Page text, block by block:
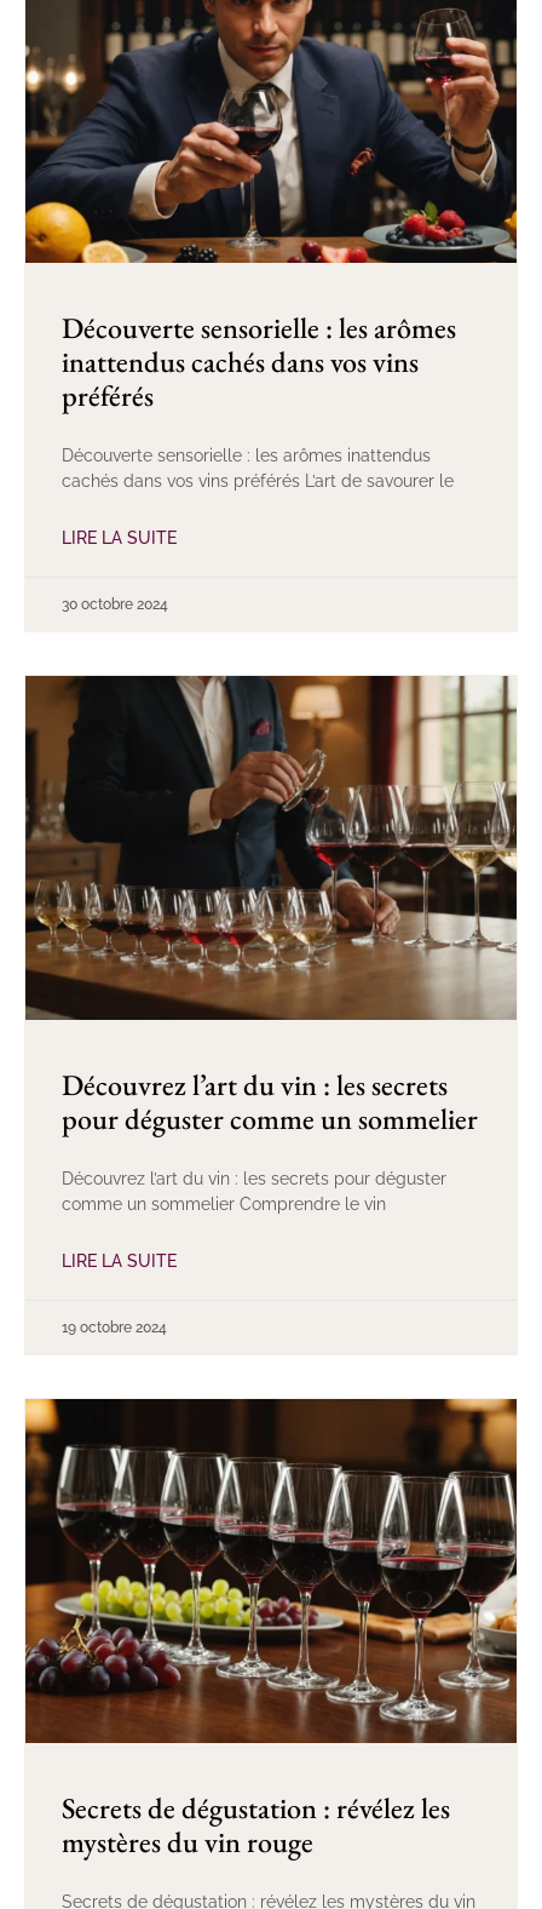
Découverte sensorielle : les arômes
inattendus cachés dans vos vins
préférés
Découverte sensorielle : les arômes inattendus
cachés dans vos vins préférés L’art de savourer le
LIRE LA SUITE
30 octobre 2024
Découvrez l’art du vin : les secrets
pour déguster comme un sommelier
Découvrez l’art du vin : les secrets pour déguster
comme un sommelier Comprendre le vin
LIRE LA SUITE
19 octobre 2024
Secrets de dégustation : révélez les
mystères du vin rouge
Secrets de dégustation : révélez les mystères du vin